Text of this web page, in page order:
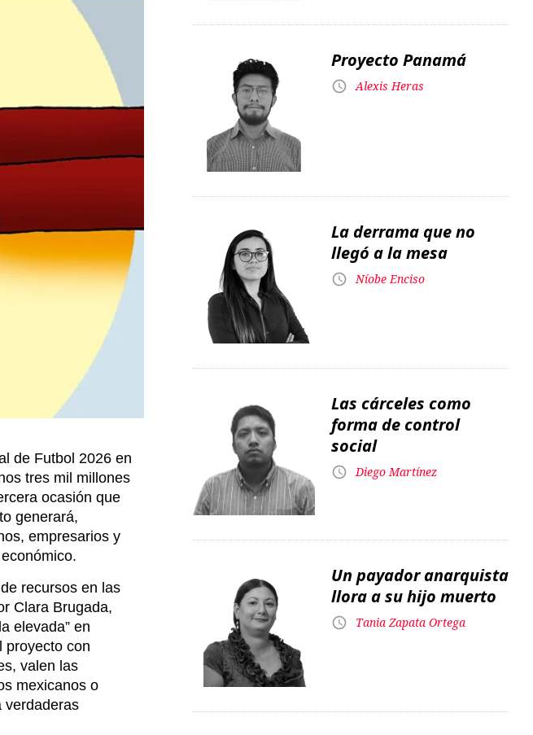
de Futbol 2026 en
tres mil millones
ocasión que
generará,
empresarios y
recursos en las
Clara Brugada,
elevada” en
proyecto con
valen las
mexicanos o
verdaderas
Proyecto Panamá
Alexis Heras
La derrama que no
llegó a la mesa
Níobe Enciso
Las cárceles como
forma de control
social
Diego Martínez
Un payador anarquista
llora a su hijo muerto
Tania Zapata Ortega